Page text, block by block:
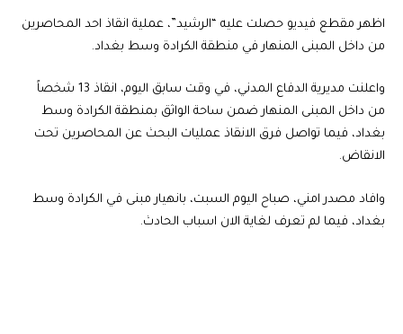
اظهر مقطع فيديو حصلت عليه “الرشيد”، عملية انقاذ احد المحاصرين
من داخل المبنى المنهار في منطقة الكرادة وسط بغداد.
واعلنت مديرية الدفاع المدني، في وقت سابق اليوم، انقاذ 13 شخصاً
من داخل المبنى المنهار ضمن ساحة الواثق بمنطقة الكرادة وسط
بغداد، فيما تواصل فرق الانقاذ عمليات البحث عن المحاصرين تحت
الانقاض.
وافاد مصدر امني، صباح اليوم السبت، بانهيار مبنى في الكرادة وسط
بغداد، فيما لم تعرف لغاية الان اسباب الحادث.